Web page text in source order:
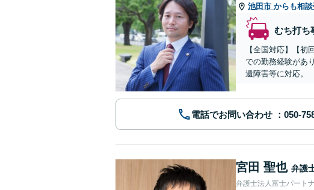
池田市 からも相
むち打ち
【全国対応】【
での勤務経験があ
遺障害等に対応。
電話でお問い合わせ
宮田 聖也 弁護
弁護士法人富士パート